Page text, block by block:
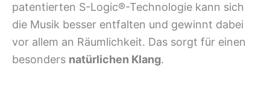
patentierten S-Logic®-Technologie kann sich
die Musik besser entfalten und gewinnt dabei
vor allem an Räumlichkeit. Das sorgt für einen
besonders natürlichen Klang.